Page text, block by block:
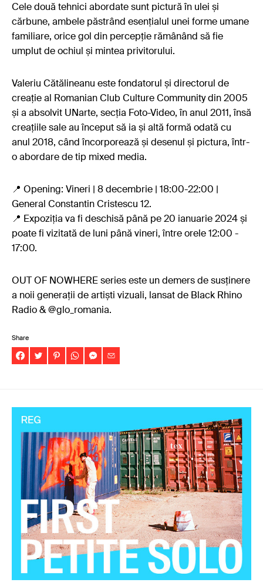
Cele două tehnici abordate sunt pictură în ulei și
cărbune, ambele păstrând esențialul unei forme umane
familiare, orice gol din percepție rămânând să fie
umplut de ochiul și mintea privitorului.
Valeriu Cătălineanu este fondatorul și directorul de
creație al Romanian Club Culture Community din 2005
și a absolvit UNarte, secția Foto-Video, în anul 2011, însă
creațiile sale au început să ia și altă formă odată cu
anul 2018, când încorporează și desenul și pictura, într-
o abordare de tip mixed media.
📍 Opening: Vineri | 8 decembrie | 18:00-22:00 |
General Constantin Cristescu 12.
📍 Expoziția va fi deschisă până pe 20 ianuarie 2024 și
poate fi vizitată de luni până vineri, între orele 12:00 -
17:00.
OUT OF NOWHERE series este un demers de susținere
a noii generații de artiști vizuali, lansat de Black Rhino
Radio & @glo_romania.
Share